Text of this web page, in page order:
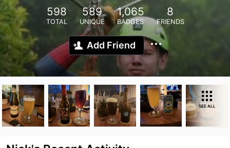
598
TOTAL
589
UNIQUE
1,065
BADGES
8
FRIENDS
Add Friend
SEE ALL